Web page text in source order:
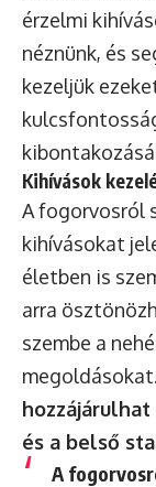
érzelmi
néznünk, és
kezeljük
Kihívások
A fogorvosról
kihívásokat
életben is
arra
szembe a
megoldásokat.
és a belső
A